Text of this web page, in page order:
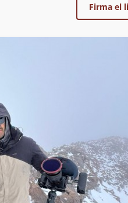
Firma el